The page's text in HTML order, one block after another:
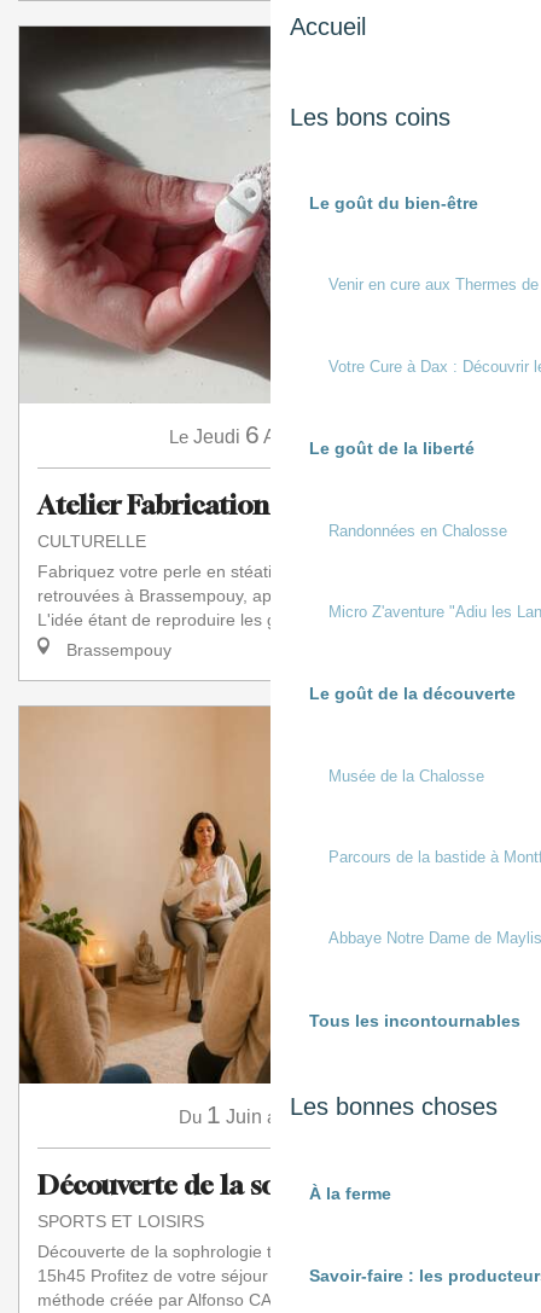
Accueil
Les bons coins
Le goût du bien-être
Venir en cure aux Thermes
Votre Cure à Dax : Découvrir
Le goût de la liberté
Randonnées en Chalosse
Micro Z'aventure "Adiu les
Le goût de la découverte
Musée de la Chalosse
Parcours de la bastide à
Abbaye Notre Dame de Maylis
Tous les incontournables
Les bonnes choses
À la ferme
Savoir-faire : les
Le Jeudi 6 Août à 14:30
Atelier Fabrication d'un bijou
CULTURELLE
Fabriquez votre perle en stéatite (talc) semblable à celles
retrouvées à Brassempouy, appelées des perles paniers.
L'idée étant de reproduire les gest...
Brassempouy
Du 1 Juin au 16Août
Découverte de la sophrologie
SPORTS ET LOISIRS
Découverte de la sophrologie tous les mardis de 15h à
15h45 Profitez de votre séjour pour découvrir la Sophrologie,
méthode créée par Alfonso CAYCEDO...